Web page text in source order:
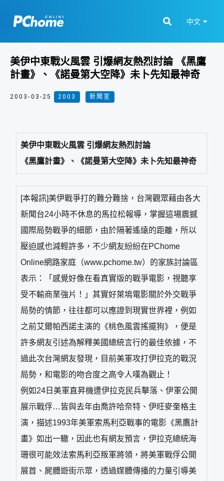
中文
美伊中東戰火風雲 引爆網友熱烈討論 《黑鷹
計畫》、《諾曼第大空降》未卜先知最神奇
2003-03-25 2003 新聞室
美伊中東戰火風雲 引爆網友熱烈討論
《黑鷹計畫》、《諾曼第大空降》未卜先知最神奇
[本報訊]美伊戰爭打的難分難捨，台灣觀眾藉由各大
新聞台24小時不休息的馬拉松報導，掌握這場震撼
國際局勢戰爭的細節，由於隔著遙遠的距離，所以
壓迫感也減輕許多，不少網友紛紛在PChome
Online網路家庭（www.pchome.tw）的家族討論區
表示：「感覺好像在看真實版的戰爭電影，視聽享
受不輸商業強片！」其實好萊塢電影關於外交戰爭
局勢的情節，往往都可以應證到現實世界裡，例如
之前艾爾帕西諾主演的《桃色風雲搖擺狗》，便是
許多網友引述為解釋美國總統言行的最佳依據，不
過此次台灣網友發現，目前美軍攻打伊拉克的戰況
局勢，和電影的吻合度之高令人嘆為觀止！
例如24日美軍直昇機遭伊拉克民兵擊落、伊軍公開
展示戰俘…皆與去年由喬許哈奈特、伊旺麥奎格主
演，描述1993年美軍索馬利亞戰事的電影《黑鷹計
畫》如出一轍，因此也有網友預言，伊拉克總統海
珊很可能效法索馬利亞叛軍將領，將美軍戰俘公開
展首、屍體遊街示眾，透過媒體傳播的力量引導美